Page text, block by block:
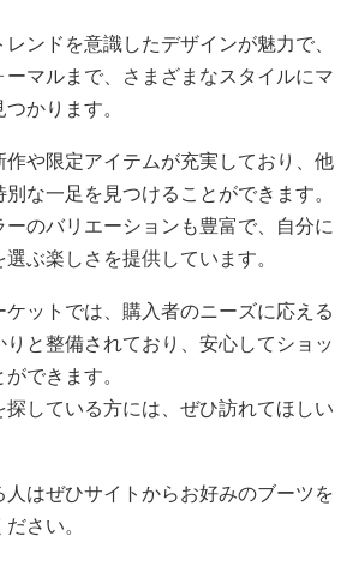
ンドを意識したデザインが魅力で、
ーマルまで、さまざまなスタイルにマ
かります。
作や限定アイテムが充実しており、他
な一足を見つけることができます。
ーのバリエーションも豊富で、自分に
ぶ楽しさを提供しています。
ケットでは、購入者のニーズに応える
と整備されており、安心してショッ
できます。
探している方には、ぜひ訪れてほしい
人はぜひサイトからお好みのブーツを
さい。